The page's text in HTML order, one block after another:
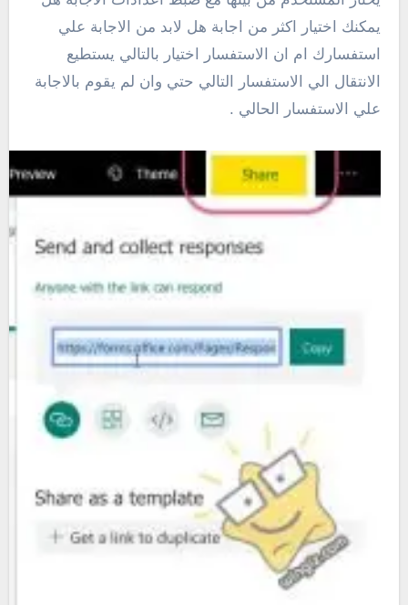
يمكنك اختيار اكثر من اجابة هل لابد من الاجابة علي
استفسارك ام ان الاستفسار اختيار بالتالي يستطيع
الانتقال الي الاستفسار التالي حتي وان لم يقوم بالاجابة
علي الاستفسار الحالي .